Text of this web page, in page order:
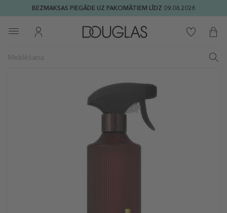
BEZMAKSAS PIEGĀDE UZ PAKOMĀTIEM LĪDZ 09.08.2026